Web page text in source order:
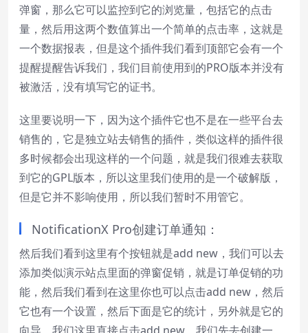
弹窗，那么它可以监控到它的浏览量，包括它的点击
量，然后用这两个数值算出一个简单的点击率，这就是
一个数据报表，但是这个插件我们看到顶部它会有一个
提醒提醒告诉我们，我们目前使用到的PRO版本并没有
被激活，没有填写它的证书。
这里要说明一下，因为这个插件它也不是在一些平台去
销售的，它是独立站去销售的插件，类似这样的插件很
多时候都会出现这样的一个问题，就是我们很难去获取
到它的GPL版本，所以这里我们使用的是一个破解版，
但是它并不影响使用，所以我们暂时不用管它。
NotificationX Pro创建订单通知：
然后我们看到这里有个按钮就是add new，我们可以去
添加类似演示站点里面的弹窗促销，就是订单促销的功
能，然后我们看到在这里你也可以点击add new，然后
它也有一个设置，然后下面是它的统计，另外就是它的